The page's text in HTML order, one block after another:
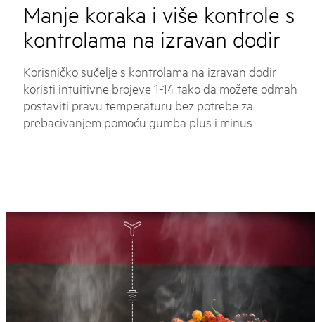
Manje koraka i više kontrole s
kontrolama na izravan dodir
Korisničko sučelje s kontrolama na izravan dodir
koristi intuitivne brojeve 1-14 tako da možete odmah
postaviti pravu temperaturu bez potrebe za
prebacivanjem pomoću gumba plus i minus.